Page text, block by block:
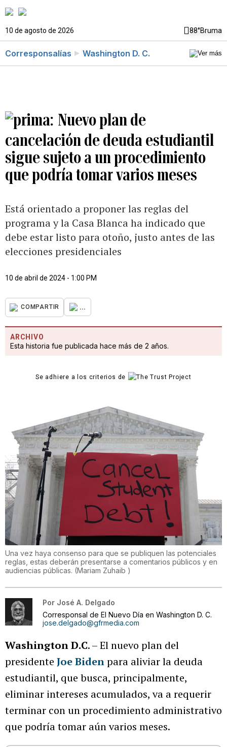
10 de agosto de 2026 88°Bruma
Corresponsalías Washington D. C.
Nuevo plan de
cancelación de deuda estudiantil
sigue sujeto a un procedimiento
que podría tomar varios meses
Está orientado a proponer las reglas del
programa y la Casa Blanca ha indicado que
debe estar listo para otoño, justo antes de las
elecciones presidenciales
10 de abril de 2024 - 1:00 PM
COMPARTIR ...
ARCHIVO
Esta historia fue publicada hace más de 2 años.
Se adhiere a los criterios de
Una vez haya consenso para que se publiquen las potenciales
reglas, estas deberán presentarse a comentarios públicos y en
audiencias públicas. (Mariam Zuhaib )
Por José A. Delgado
Corresponsal de El Nuevo Día en Washington D. C.
jose.delgado@gfrmedia.com
Washington D.C. – El nuevo plan del
presidente Joe Bidenpara aliviar la deuda
estudiantil, que busca, principalmente,
eliminar intereses acumulados, va a requerir
terminar con un procedimiento administrativo
que podría tomar aún varios meses.